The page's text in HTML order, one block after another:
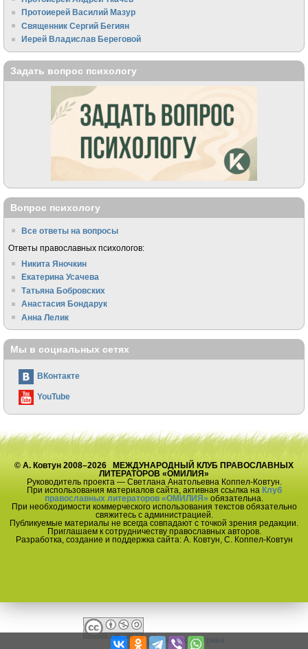
Протоиерей Василий Мазур
Священник Сергий Бегиян
Иерей Владислав Береговой
Задать вопрос психологу
Вопрос психологу
Все ответы на вопросы
Ответы православных психологов:
Никита Яночкин
Екатерина Усачева
Татьяна Бобровских
Анастасия Бондарук
Анна Лелик
Мы в социальных сетях
ВКонтакте
YouTube
© А. Ковтун 2008–2026 МЕЖДУНАРОДНЫЙ КЛУБ ПРАВОСЛАВНЫХ
ЛИТЕРАТОРОВ «ОМИЛИЯ»
Руководитель проекта — Светлана Анатольевна Коппел-Ковтун.
При использования материалов сайта, активная ссылка на Клуб
православных литераторов «ОМИЛИЯ» обязательна.
При необходимости коммерческого использования текстов обязательно
свяжитесь с администрацией.
Публикуемые материалы не всегда совпадают с точкой зрения редакции.
Приглашаем к сотрудничеству православных авторов.
Разработка, создание и поддержка сайта: А. Ковтун, С. Коппел-Ковтун